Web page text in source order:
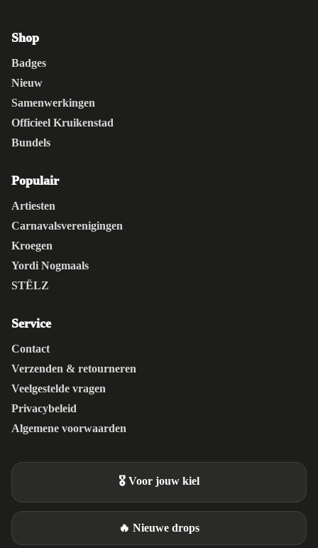
Shop
Badges
Nieuw
Samenwerkingen
Officieel Kruikenstad
Bundels
Populair
Artiesten
Carnavalsverenigingen
Kroegen
Yordi Nogmaals
STËLZ
Service
Contact
Verzenden & retourneren
Veelgestelde vragen
Privacybeleid
Algemene voorwaarden
🎖️ Voor jouw kiel
🔥 Nieuwe drops